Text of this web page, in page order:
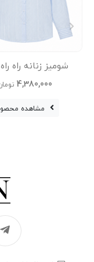
شومیز زنانه راه راه نیزل
4,380,000تومان
مشاهده محصول